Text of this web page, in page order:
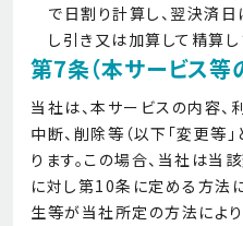
で日割り計算し、翌決済
し引き又は加算して精算し
第7条（本サービス等
当社は、本サービスの内容、
中断、削除等（以下「変更等
ります。この場合、当社は当
に対し第10条に定める方法
生等が当社所定の方法によ